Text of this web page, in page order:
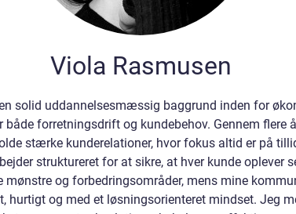
Viola Rasmusen
solid uddannelsesmæssig baggrund inden for
forretningsdrift og kundebehov. Gennem flere
stærke kunderelationer, hvor fokus altid er på
struktureret for at sikre, at hver kunde oplever
og forbedringsområder, mens mine
hurtigt og med et løsningsorienteret mindset. Jeg